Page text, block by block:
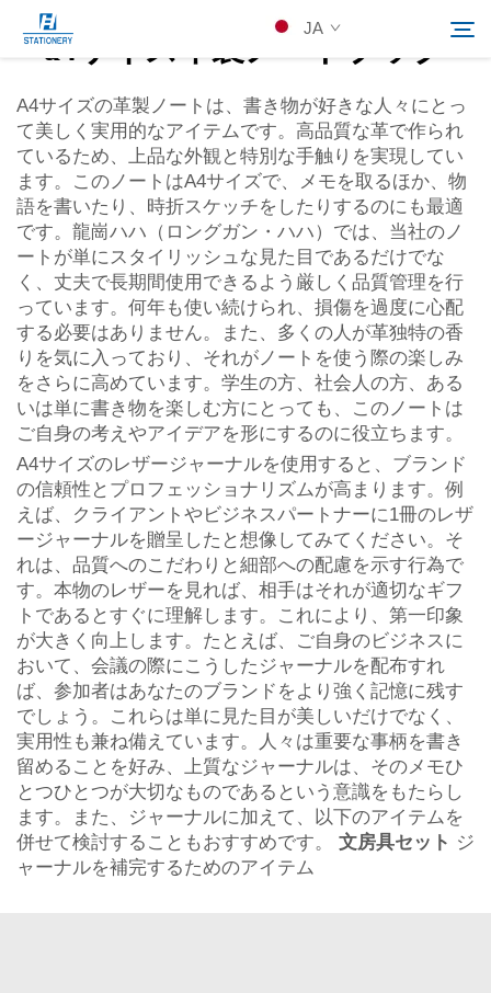
JA
製品
会社概要
カスタムソリューション
リソース
Kontakuto Us
Search
a4サイズ革製ノートブック
A4サイズの革製ノートは、書き物が好きな人々にとっ
て美しく実用的なアイテムです。高品質な革で作られ
ているため、上品な外観と特別な手触りを実現してい
ます。このノートはA4サイズで、メモを取るほか、物
語を書いたり、時折スケッチをしたりするのにも最適
です。龍崗ハハ（ロングガン・ハハ）では、当社のノ
ートが単にスタイリッシュな見た目であるだけでな
く、丈夫で長期間使用できるよう厳しく品質管理を行
っています。何年も使い続けられ、損傷を過度に心配
する必要はありません。また、多くの人が革独特の香
りを気に入っており、それがノートを使う際の楽しみ
をさらに高めています。学生の方、社会人の方、ある
いは単に書き物を楽しむ方にとっても、このノートは
ご自身の考えやアイデアを形にするのに役立ちます。
A4サイズのレザージャーナルを使用すると、ブランド
の信頼性とプロフェッショナリズムが高まります。例
えば、クライアントやビジネスパートナーに1冊のレザ
ージャーナルを贈呈したと想像してみてください。そ
れは、品質へのこだわりと細部への配慮を示す行為で
す。本物のレザーを見れば、相手はそれが適切なギフ
トであるとすぐに理解します。これにより、第一印象
が大きく向上します。たとえば、ご自身のビジネスに
おいて、会議の際にこうしたジャーナルを配布すれ
ば、参加者はあなたのブランドをより強く記憶に残す
でしょう。これらは単に見た目が美しいだけでなく、
実用性も兼ね備えています。人々は重要な事柄を書き
留めることを好み、上質なジャーナルは、そのメモひ
とつひとつが大切なものであるという意識をもたらし
ます。また、ジャーナルに加えて、以下のアイテムを
併せて検討することもおすすめです。 文房具セット ジ
ャーナルを補完するためのアイテム